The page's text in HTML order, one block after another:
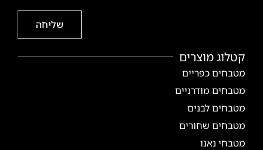
קטלוג מוצרים
מטבחים כפריים
מטבחים מודרניים
מטבחים לבנים
מטבחים שחורים
מטבחי נאנו
שליחה